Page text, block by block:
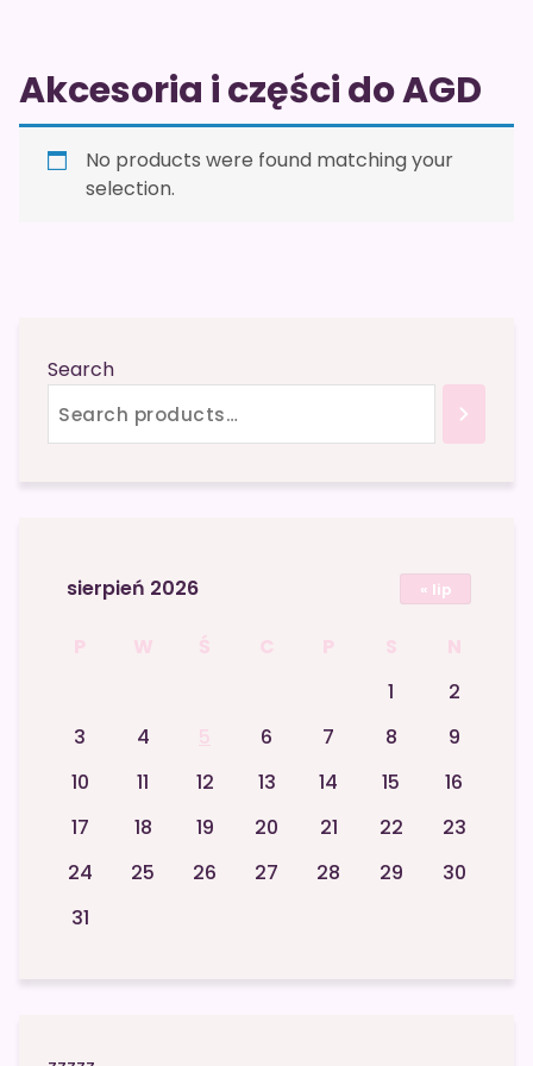
Akcesoria i części do AGD
No products were found matching your
selection.
Search
sierpień 2026
P W Ś C P S
N
1
2
3
4 5 6 7 8
9
10
11 12 13 14 15
16
17
18 19 20 21 22
23
24
25 26 27 28 29
30
31
« lip